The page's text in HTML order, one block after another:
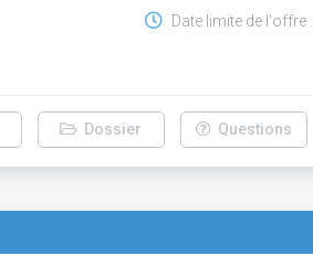
Date limite de l'offre :
Dossier Questions